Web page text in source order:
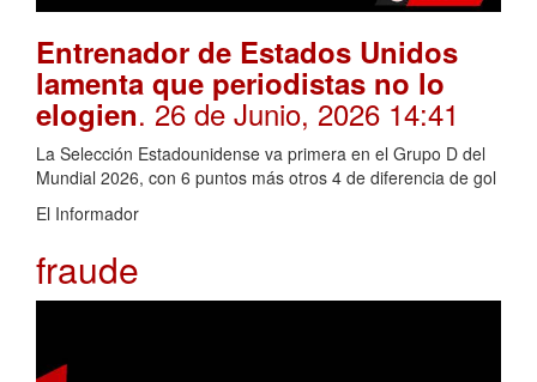
Entrenador de Estados Unidos
lamenta que periodistas no lo
elogien. 26 de Junio, 2026 14:41
La Selección Estadounidense va primera en el Grupo D del
Mundial 2026, con 6 puntos más otros 4 de diferencia de gol
El Informador
fraude